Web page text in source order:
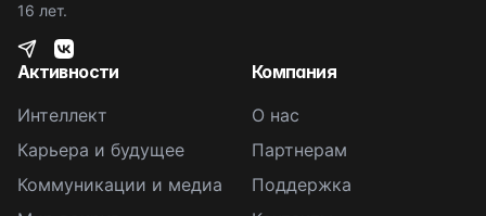
16 лет.
Активности
Интеллект
Карьера и будущее
Коммуникации и медиа
Компания
О нас
Партнерам
Поддержка